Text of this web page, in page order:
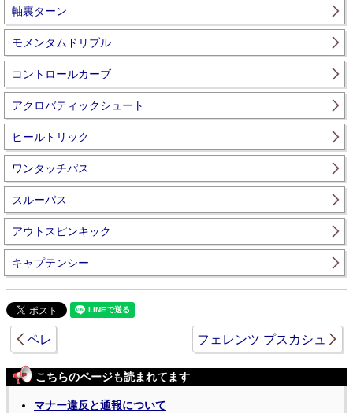
軸裏ターン
モメンタムドリブル
コントロールカーブ
アクロバティックシュート
ヒールトリック
ワンタッチパス
スルーパス
アウトスピンキック
キャプテンシー
ペレ フェレンツ プスカシュ
こちらのページも読まれてます
マナー違反と通報について